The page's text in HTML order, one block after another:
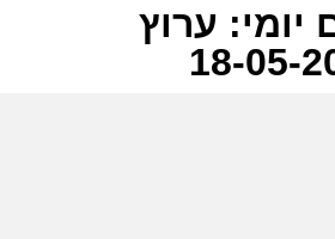
יומי: ערוץ